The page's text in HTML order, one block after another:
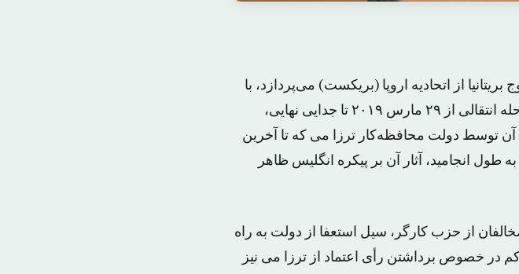
بریتانیا از اتحادیه اروپا (بریکست) می‌پردازد، با
هدف تعیین چارچوب رابطه بین لندن و بروکسل در مرحله انتقالی از ۲۹ مارس ۲۰۱۹ تا جدایی نهایی،
و بررسی آن توسط دولت محافظه‌کار ترزا می که تا آخرین
انجامید، آثار آن بر پیکره انگلیس ظاهر
از حزب کارگر، سیل استعفا از دولت به راه
در خصوص برداشتن رأی اعتماد از ترزا می نیز